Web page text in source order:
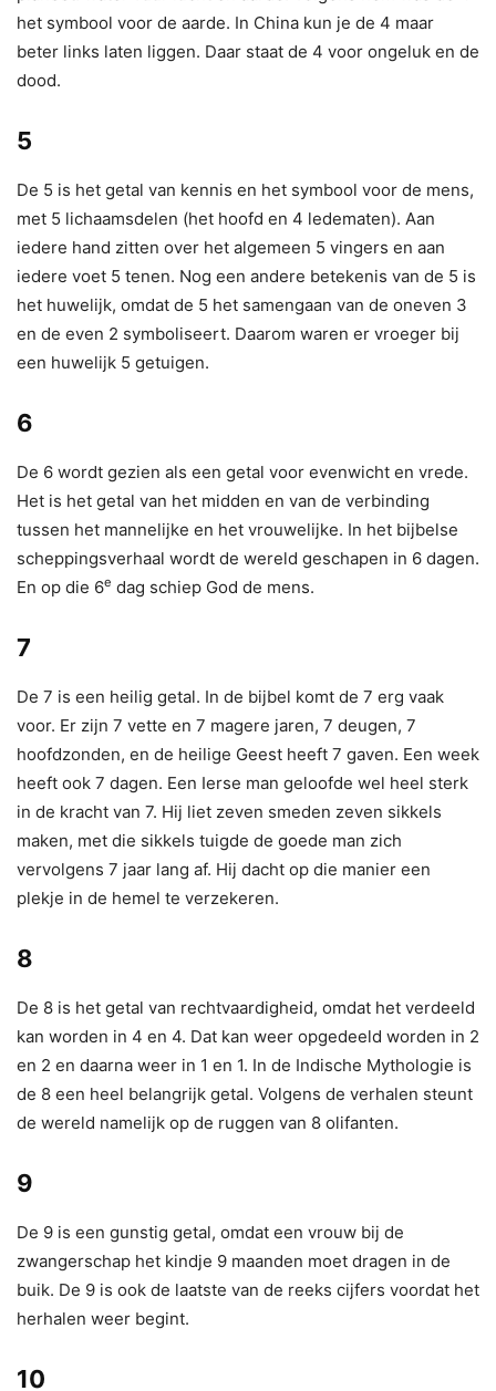
het symbool voor de aarde. In China kun je de 4 maar
beter links laten liggen. Daar staat de 4 voor ongeluk en de
dood.
5
De 5 is het getal van kennis en het symbool voor de mens,
met 5 lichaamsdelen (het hoofd en 4 ledematen). Aan
iedere hand zitten over het algemeen 5 vingers en aan
iedere voet 5 tenen. Nog een andere betekenis van de 5 is
het huwelijk, omdat de 5 het samengaan van de oneven 3
en de even 2 symboliseert. Daarom waren er vroeger bij
een huwelijk 5 getuigen.
6
De 6 wordt gezien als een getal voor evenwicht en vrede.
Het is het getal van het midden en van de verbinding
tussen het mannelijke en het vrouwelijke. In het bijbelse
scheppingsverhaal wordt de wereld geschapen in 6 dagen.
En op die 6e dag schiep God de mens.
7
De 7 is een heilig getal. In de bijbel komt de 7 erg vaak
voor. Er zijn 7 vette en 7 magere jaren, 7 deugen, 7
hoofdzonden, en de heilige Geest heeft 7 gaven. Een week
heeft ook 7 dagen. Een Ierse man geloofde wel heel sterk
in de kracht van 7. Hij liet zeven smeden zeven sikkels
maken, met die sikkels tuigde de goede man zich
vervolgens 7 jaar lang af. Hij dacht op die manier een
plekje in de hemel te verzekeren.
8
De 8 is het getal van rechtvaardigheid, omdat het verdeeld
kan worden in 4 en 4. Dat kan weer opgedeeld worden in 2
en 2 en daarna weer in 1 en 1. In de Indische Mythologie is
de 8 een heel belangrijk getal. Volgens de verhalen steunt
de wereld namelijk op de ruggen van 8 olifanten.
9
De 9 is een gunstig getal, omdat een vrouw bij de
zwangerschap het kindje 9 maanden moet dragen in de
buik. De 9 is ook de laatste van de reeks cijfers voordat het
herhalen weer begint.
10